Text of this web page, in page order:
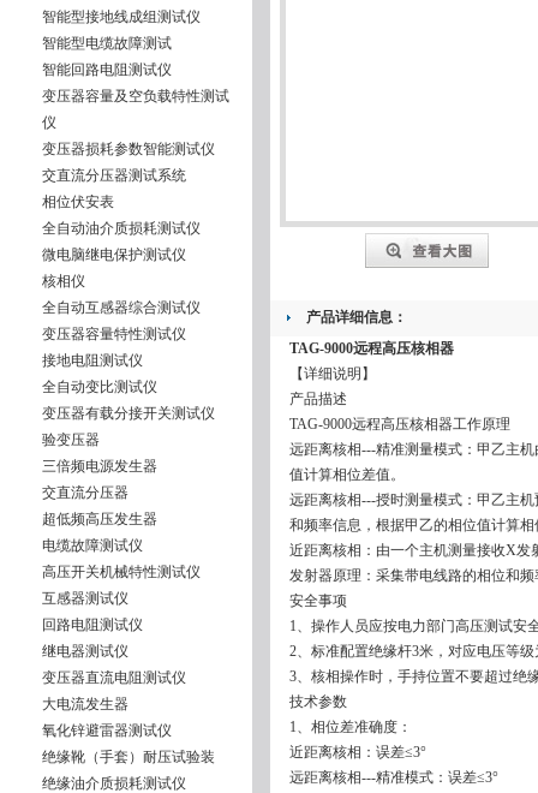
智能型接地线成组测试仪
智能型电缆故障测试
智能回路电阻测试仪
变压器容量及空负载特性测试
仪
变压器损耗参数智能测试仪
交直流分压器测试系统
相位伏安表
全自动油介质损耗测试仪
微电脑继电保护测试仪
核相仪
全自动互感器综合测试仪
变压器容量特性测试仪
接地电阻测试仪
全自动变比测试仪
变压器有载分接开关测试仪
验变压器
三倍频电源发生器
交直流分压器
超低频高压发生器
电缆故障测试仪
高压开关机械特性测试仪
互感器测试仪
回路电阻测试仪
继电器测试仪
变压器直流电阻测试仪
大电流发生器
氧化锌避雷器测试仪
绝缘靴（手套）耐压试验装
绝缘油介质损耗测试仪
产品详细信息：
TAG-9000远程高压核相器
【详细说明】
产品描述
TAG-9000远程高压核相器工作原理
远距离核相---精准测量模式：甲乙主
值计算相位差值。
远距离核相---授时测量模式：甲乙主
和频率信息，根据甲乙的相位值计算相
近距离核相：由一个主机测量接收X
发射器原理：采集带电线路的相位和
安全事项
1、操作人员应按电力部门高压测试安
2、标准配置绝缘杆3米，对应电压等
3、核相操作时，手持位置不要超过绝
技术参数
1、相位差准确度：
近距离核相：误差≤3°
远距离核相---精准模式：误差≤3°